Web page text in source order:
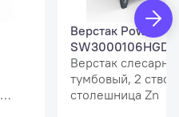
Верстак Power
SW3000106HGD
Верстак
тумбовый, 2
столешница Zn